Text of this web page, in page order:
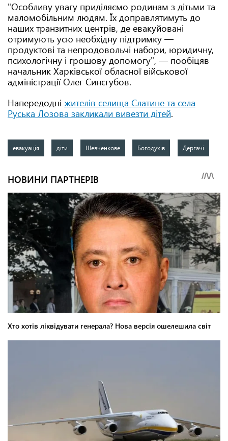
"Особливу увагу приділяємо родинам з дітьми та
маломобільним людям. Їх доправлятимуть до
наших транзитних центрів, де евакуйовані
отримують усю необхідну підтримку —
продуктові та непродовольчі набори, юридичну,
психологічну і грошову допомогу", — пообіцяв
начальник Харківської обласної військової
адміністрації Олег Синєгубов.
Напередодні жителів селища Слатине та села
Руська Лозова закликали вивезти дітей.
евакуація діти Шевченкове Богодухів Дергачі